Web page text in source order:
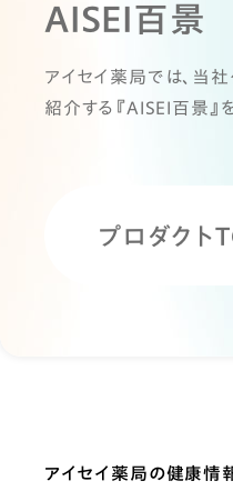
AISEI百景
アイセイ薬局では、当
紹介する『AISEI百景』
プロダクト
アイセイ薬局の健康情